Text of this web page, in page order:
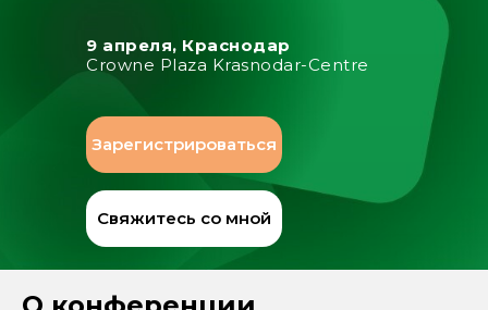
9 апреля, Краснодар
Crowne Plaza Krasnodar-Centre
Зарегистрироваться
Свяжитесь со мной